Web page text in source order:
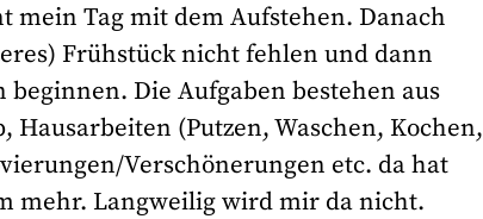
Tag mit dem Aufstehen. Danach
Frühstück nicht fehlen und dann
Die Aufgaben bestehen aus
(Putzen, Waschen, Kochen,
Verschönerungen etc. da hat
mehr. Langweilig wird mir da nicht.